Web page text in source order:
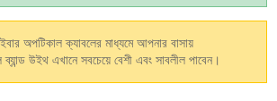
অপটিকাল ক্যাবলের মাধ্যমে আপনার বাসায়
ব্যান্ড উইথ এখানে সবচেয়ে বেশী এবং সাবলীল পাবেন।